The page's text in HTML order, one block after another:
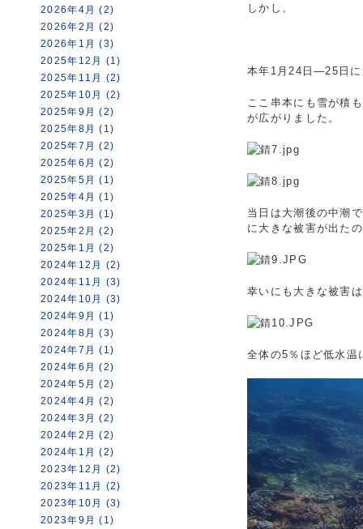
2026年4月 (2)
2026年2月 (2)
2026年1月 (3)
2025年12月 (1)
2025年11月 (2)
2025年10月 (2)
2025年9月 (2)
2025年8月 (1)
2025年7月 (2)
2025年6月 (2)
2025年5月 (1)
2025年4月 (1)
2025年3月 (1)
2025年2月 (2)
2025年1月 (2)
2024年12月 (2)
2024年11月 (3)
2024年10月 (3)
2024年9月 (1)
2024年8月 (3)
2024年7月 (1)
2024年6月 (2)
2024年5月 (2)
2024年4月 (2)
2024年3月 (2)
2024年2月 (2)
2024年1月 (2)
2023年12月 (2)
2023年11月 (2)
2023年10月 (3)
2023年9月 (1)
しかし、
本年1月24日―25日に
ここ串本にも雪が積
が広がりました。
当日は大潮後の中潮
に大きな被害が出た
幸いにも大きな被害
全体の5％ほど低水温